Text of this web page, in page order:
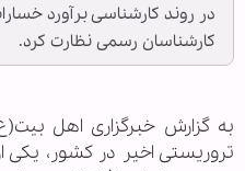
در روند کارشناسی برآورد
کارشناسان رسمی نظارت کرد.
به گزارش خبرگزاری اهل
تروریستی اخیر در کشور، یکی